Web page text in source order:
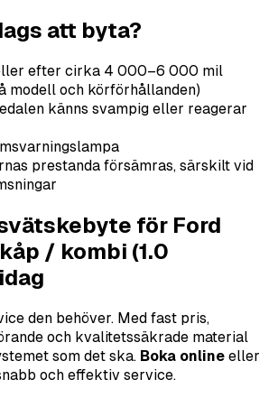
att byta?
efter cirka 4 000–6 000 mil
modell och körförhållanden)
känns svampig eller reagerar
prestanda försämras, särskilt vid
för Ford
/ kombi (1.0
den behöver. Med fast pris,
och kvalitetssäkrade material
som det ska. Boka online eller
och effektiv service.